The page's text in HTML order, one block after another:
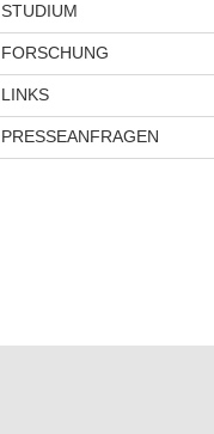
STUDIUM
FORSCHUNG
LINKS
PRESSEANFRAGEN